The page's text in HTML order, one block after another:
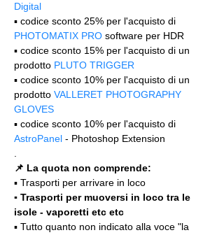
Digital
▪️ codice sconto 25% per l'acquisto di
PHOTOMATIX PRO software per HDR
▪️ codice sconto 15% per l'acquisto di un
prodotto PLUTO TRIGGER
▪️ codice sconto 10% per l'acquisto di un
prodotto VALLERET PHOTOGRAPHY
GLOVES
▪️ codice sconto 10% per l'acquisto di
AstroPanel - Photoshop Extension
📌 La quota non comprende:
▪️ Trasporti per arrivare in loco
▪️ Trasporti per muoversi in loco tra le
isole - vaporetti etc etc
▪️ Tutto quanto non indicato alla voce "la